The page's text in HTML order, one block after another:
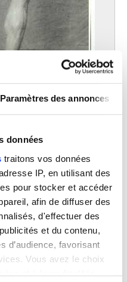
Paramètres des annonces
données
traitons vos données
IP, en utilisant des
pour stocker et accéder
afin de diffuser des
d'effectuer des
et du contenu,
d’audience, favorisant
Vous avez le choix
et à leurs finalités.